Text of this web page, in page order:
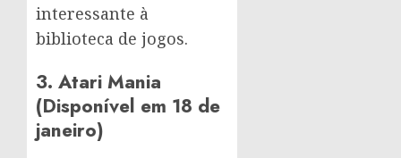
interessante à
biblioteca de jogos.
3. Atari Mania
(Disponível em 18 de
janeiro)